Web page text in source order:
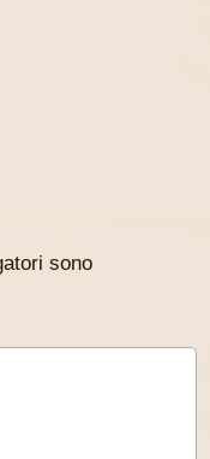
sono